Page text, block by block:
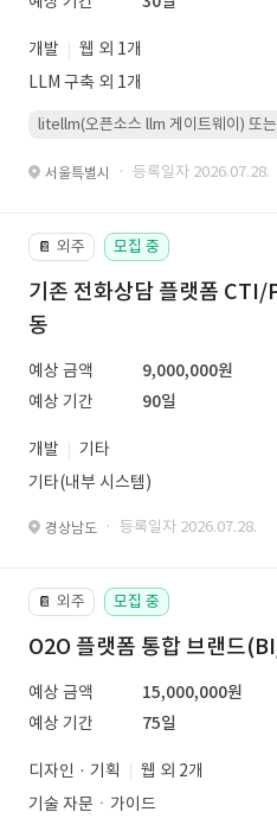
개발
웹 외 1개
LLM 구축 외 1개
litellm(오픈소스 llm 게이트웨이) 또
서울특별시 · 등록일자 2026.07.28.
📔 외주 모집 중
기존 전화상담 플랫폼 CTI/
동
예상 금액
9,000,000원
예상 기간
90일
개발
기타
기타(내부 시스템)
경상남도 · 등록일자 2026.07.28.
📔 외주 모집 중
O2O 플랫폼 통합 브랜드
예상 금액
15,000,000원
예상 기간
75일
디자인 · 기획
웹 외 2개
기술 자문ㆍ가이드